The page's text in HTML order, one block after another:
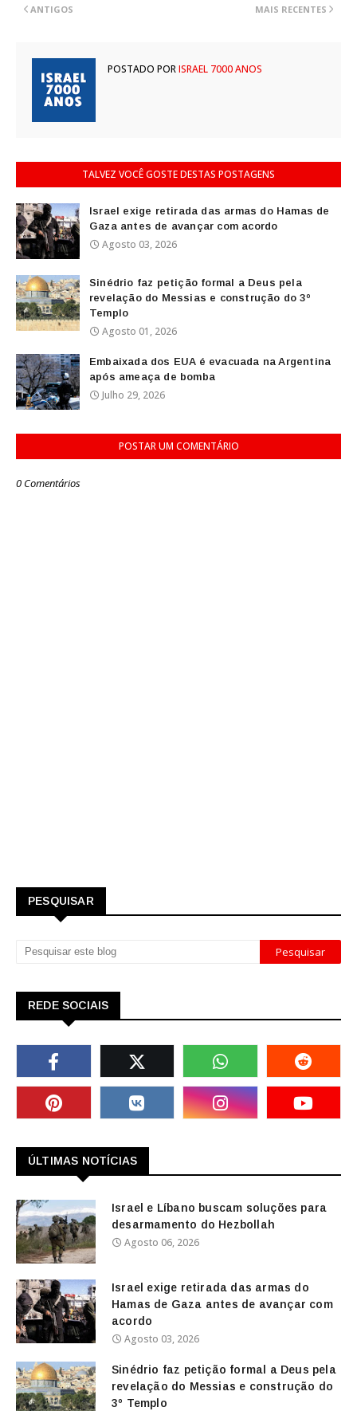
MAIS RECENTES
ANTIGOS
POSTADO PORISRAEL 7000 ANOS
TALVEZ VOCÊ GOSTE DESTAS POSTAGENS
Israel exige retirada das armas do Hamas de
Gaza antes de avançar com acordo
Agosto 03, 2026
Sinédrio faz petição formal a Deus pela
revelação do Messias e construção do 3º
Templo
Agosto 01, 2026
Embaixada dos EUA é evacuada na Argentina
após ameaça de bomba
Julho 29, 2026
POSTAR UM COMENTÁRIO
0 Comentários
PESQUISAR
REDE SOCIAIS
ÚLTIMAS NOTÍCIAS
Israel e Líbano buscam soluções para
desarmamento do Hezbollah
Agosto 06, 2026
Israel exige retirada das armas do
Hamas de Gaza antes de avançar com
acordo
Agosto 03, 2026
Sinédrio faz petição formal a Deus pela
revelação do Messias e construção do
3º Templo